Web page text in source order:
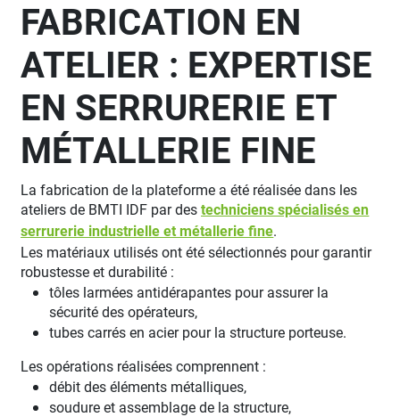
FABRICATION EN
ATELIER : EXPERTISE
EN SERRURERIE ET
MÉTALLERIE FINE
La fabrication de la plateforme a été réalisée dans les
ateliers de BMTI IDF par destechniciens spécialisés en
serrurerie industrielle et métallerie fine.
Les matériaux utilisés ont été sélectionnés pour garantir
robustesse et durabilité :
tôles larmées antidérapantes pour assurer la
sécurité des opérateurs,
tubes carrés en acier pour la structure porteuse.
Les opérations réalisées comprennent :
débit des éléments métalliques,
soudure et assemblage de la structure,